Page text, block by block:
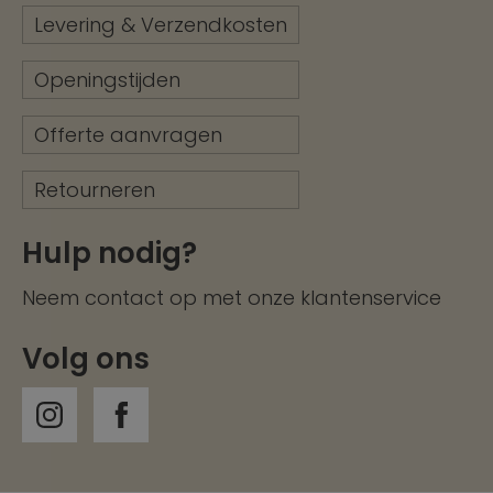
Levering & Verzendkosten
Openingstijden
Offerte aanvragen
Retourneren
Hulp nodig?
Neem contact op met onze klantenservice
Volg ons